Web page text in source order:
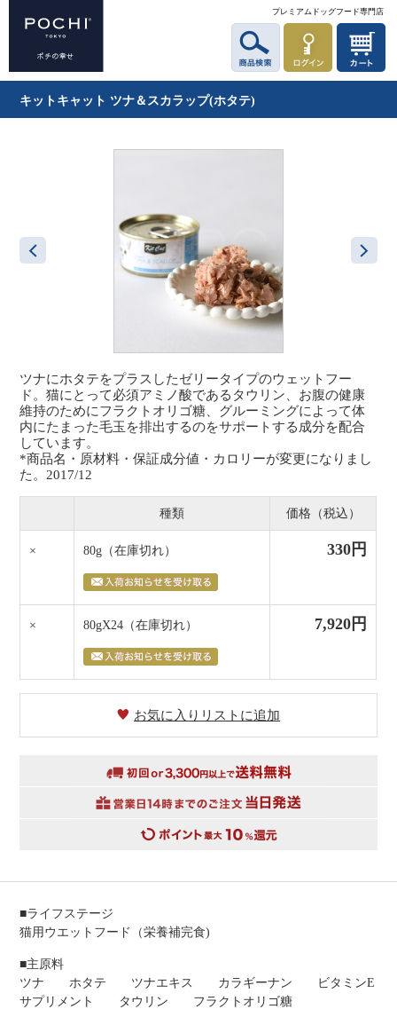
プレミアムドッグフード専門店
キットキャット ツナ＆スカラップ(ホタテ)
ツナにホタテをプラスしたゼリータイプのウェットフー
ド。猫にとって必須アミノ酸であるタウリン、お腹の健康
維持のためにフラクトオリゴ糖、グルーミングによって体
内にたまった毛玉を排出するのをサポートする成分を配合
しています。
*商品名・原材料・保証成分値・カロリーが変更になりまし
た。2017/12
種類 価格（税込）
× 80g （在庫切れ） 330円
× 80gX24 （在庫切れ） 7,920円
お気に入りリストに追加
■ライフステージ
猫用ウエットフード（栄養補完食)
■主原料
ツナ ホタテ ツナエキス カラギーナン ビタミンE
サプリメント タウリン フラクトオリゴ糖